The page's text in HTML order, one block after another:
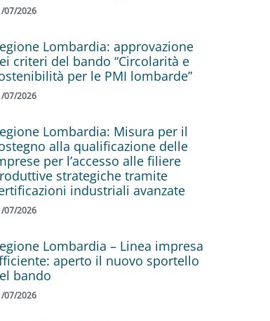
07/2026
Lombardia: approvazione
criteri del bando “Circolarità e
per le PMI lombarde”
07/2026
Lombardia: Misura per il
alla qualificazione delle
per l’accesso alle filiere
strategiche tramite
industriali avanzate
07/2026
Lombardia – Linea impresa
aperto il nuovo sportello
bando
07/2026